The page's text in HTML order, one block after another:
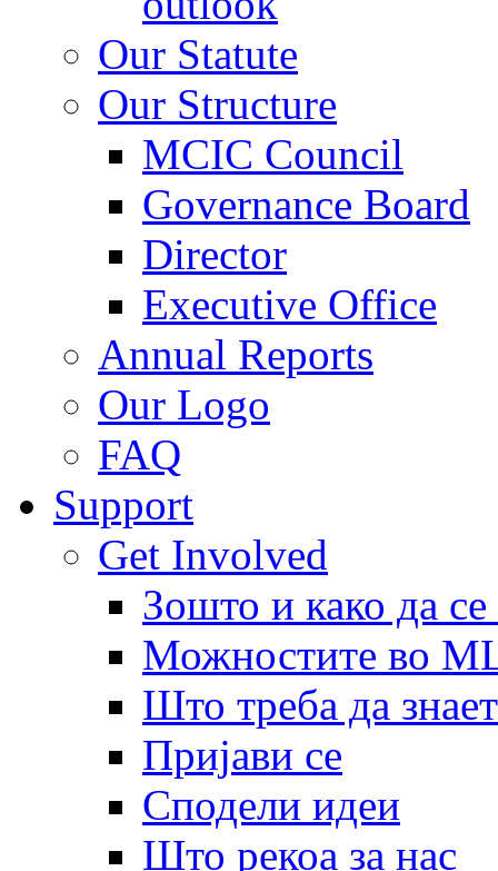
Our Statute
Our Structure
MCIC Council
Governance Board
Director
Executive Office
Annual Reports
Our Logo
FAQ
Support
Get Involved
Зошто и како да
Можностите во
Што треба да
Пријави се
Сподели идеи
Што рекоа за нас